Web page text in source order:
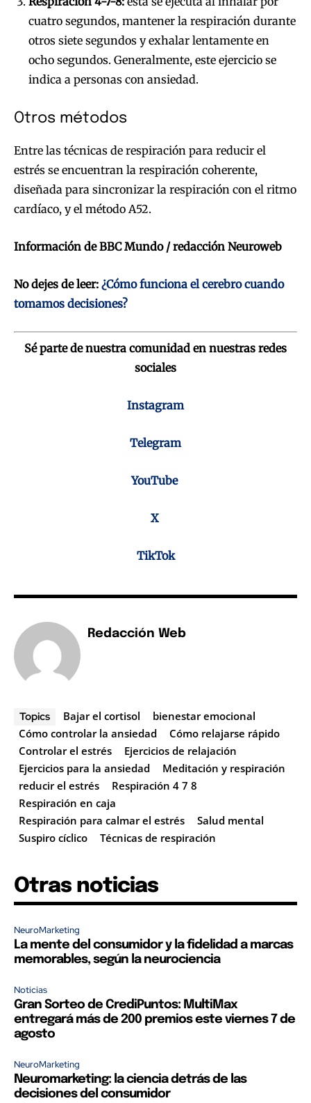
cuatro segundos, mantener la respiración durante
otros siete segundos y exhalar lentamente en
ocho segundos. Generalmente, este ejercicio se
indica a personas con ansiedad.
Otros métodos
Entre las técnicas de respiración para reducir el
estrés se encuentran la respiración coherente,
diseñada para sincronizar la respiración con el ritmo
cardíaco, y el método A52.
Información de BBC Mundo / redacción Neuroweb
No dejes de leer: ¿Cómo funciona el cerebro cuando
tomamos decisiones?
Sé parte de nuestra comunidad en nuestras redes
sociales
Instagram
Telegram
YouTube
X
TikTok
Redacción Web
Topics Bajar el cortisol
bienestar emocional
Cómo controlar la ansiedad
Cómo relajarse rápido
Controlar el estrés
Ejercicios de relajación
Ejercicios para la ansiedad
Meditación y respiración
reducir el estrés
Respiración 4 7 8
Respiración en caja
Respiración para calmar el estrés
Salud mental
Suspiro cíclico
Técnicas de respiración
Otras noticias
NeuroMarketing
La mente del consumidor y la fidelidad a marcas
memorables, según la neurociencia
Noticias
Gran Sorteo de CrediPuntos: MultiMax
entregará más de 200 premios este viernes 7 de
agosto
NeuroMarketing
Neuromarketing: la ciencia detrás de las
decisiones del consumidor